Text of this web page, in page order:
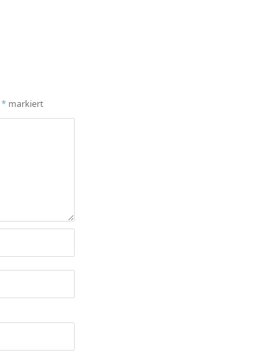
* markiert